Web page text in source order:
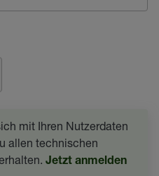
mit Ihren Nutzerdaten
allen technischen
Jetzt anmelden